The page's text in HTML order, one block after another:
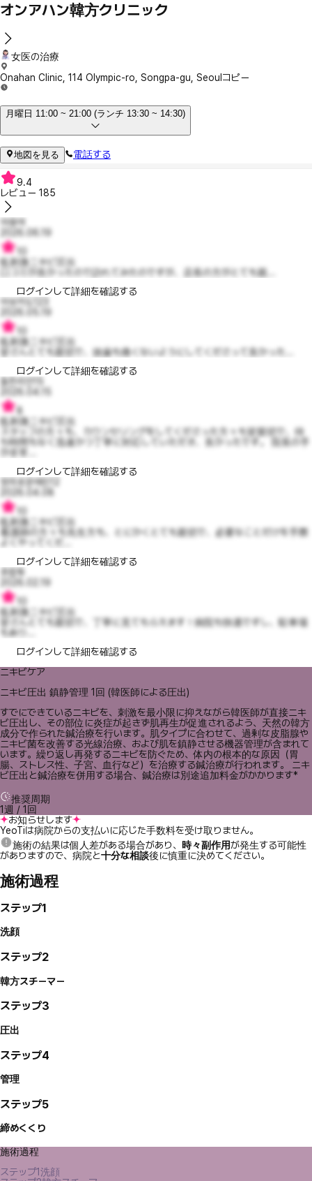
オンアハン韓方クリニック
女医の治療
Onahan Clinic, 114 Olympic-ro, Songpa-gu, Seoul コピー
月曜日 11:00 ~ 21:00 (ランチ 13:30 ~ 14:30)
地図を見る 電話する
9.4
レビュー 185
야용여
2026.06.19
低刺激ニキビ圧出
口コミが良かったので訪れてみたのですが、店長の方がとても親...
ログインして詳細を確認する
아보카도123
低刺激ニキビ圧出
皆さんとても親切で、抜歯も痛くないようにしてくださって良かった...
ログインして詳細を確認する
들뜬리안15
2026.04.15
8
低刺激ニキビ圧出
スタッフの方々も、カウンセリングをしてくださった方々も皆親切で、待
ち時間もなく迅速かつ丁寧に対応していただき、良かったです。 院長の手
ログインして詳細を確認する
정의로운에린12
2026.04.08
低刺激ニキビ圧出
看護師の方々も先生方も、とにかくとても親切で、必要なことだけを手際
よくやってくだ...
ログインして詳細を確認する
츄팝튜
2026.02.19
低刺激ニキビ圧出
皆さんとても親切で、丁寧に見てもらえます！病院も快適ですし、駐車場
もあり...
ログインして詳細を確認する
ニキビケア
ニキビ圧出 鎮静管理 1回 (韓医師による圧出)
すでにできているニキビを、刺激を最小限に抑えながら韓医師が直接ニキ
ビ圧出し、その部位に炎症が起きず肌再生が促進されるよう、天然の韓方
成分で作られた鍼治療を行います。肌タイプに合わせて、過剰な皮脂腺や
ニキビ菌を改善する光線治療、および肌を鎮静させる機器管理が含まれて
います。繰り返し再発するニキビを防ぐため、体内の根本的な原因（胃
腸、ストレス性、子宮、血行など）を治療する鍼治療が行われます。 ニキ
ビ圧出と鍼治療を併用する場合、鍼治療は別途追加料金がかかります*
推奨周期
1週 / 1回
お知らせします
YeoTiは病院からの支払いに応じた手数料を受け取りません。
施術の結果は個人差がある場合があり、 時々副作用が発生する可能性
がありますので、病院と十分な相談後に慎重に決めてください。
施術過程
ステップ1
洗顔
ステップ2
韓方スチーマー
ステップ3
圧出
ステップ4
管理
ステップ5
締めくくり
施術過程
ステップ1洗顔